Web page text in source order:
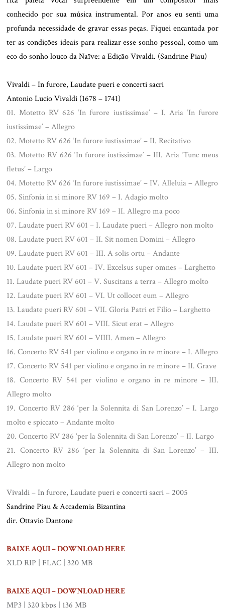
conhecido por sua música instrumental. Por anos eu senti uma
profunda necessidade de gravar essas peças. Fiquei encantada por
ter as condições ideais para realizar esse sonho pessoal, como um
eco do sonho louco da Naïve: a Edição Vivaldi. (Sandrine Piau)
Vivaldi – In furore, Laudate pueri e concerti sacri
Antonio Lucio Vivaldi (1678 – 1741)
01. Motetto RV 626 ‘In furore iustissimae’ – I. Aria ‘In furore
iustissimae’ – Allegro
02. Motetto RV 626 ‘In furore iustissimae’ – II. Recitativo
03. Motetto RV 626 ‘In furore iustissimae’ – III. Aria ‘Tunc meus
fletus’ – Largo
04. Motetto RV 626 ‘In furore iustissimae’ – IV. Alleluia – Allegro
05. Sinfonia in si minore RV 169 – I. Adagio molto
06. Sinfonia in si minore RV 169 – II. Allegro ma poco
07. Laudate pueri RV 601 – I. Laudate pueri – Allegro non molto
08. Laudate pueri RV 601 – II. Sit nomen Domini – Allegro
09. Laudate pueri RV 601 – III. A solis ortu – Andante
10. Laudate pueri RV 601 – IV. Excelsus super omnes – Larghetto
11. Laudate pueri RV 601 – V. Suscitans a terra – Allegro molto
12. Laudate pueri RV 601 – VI. Ut collocet eum – Allegro
13. Laudate pueri RV 601 – VII. Gloria Patri et Filio – Larghetto
14. Laudate pueri RV 601 – VIII. Sicut erat – Allegro
15. Laudate pueri RV 601 – VIIII. Amen – Allegro
16. Concerto RV 541 per violino e organo in re minore – I. Allegro
17. Concerto RV 541 per violino e organo in re minore – II. Grave
18. Concerto RV 541 per violino e organo in re minore – III.
Allegro molto
19. Concerto RV 286 ‘per la Solennita di San Lorenzo’ – I. Largo
molto e spiccato – Andante molto
20. Concerto RV 286 ‘per la Solennita di San Lorenzo’ – II. Largo
21. Concerto RV 286 ‘per la Solennita di San Lorenzo’ – III.
Allegro non molto
Vivaldi – In furore, Laudate pueri e concerti sacri – 2005
Sandrine Piau & Accademia Bizantina
dir. Ottavio Dantone
BAIXE AQUI – DOWNLOAD HERE
XLD RIP | FLAC | 320 MB
BAIXE AQUI – DOWNLOAD HERE
MP3 | 320 kbps | 136 MB